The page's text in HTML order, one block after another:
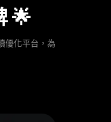
🌟
優化平台，為